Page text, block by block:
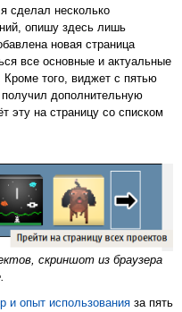
сделал несколько
опишу здесь лишь
новая страница
все основные и актуальные
того, виджет с пятью
дополнительную
эту на страницу со списком
скриншот из браузера
и опыт использования за пять